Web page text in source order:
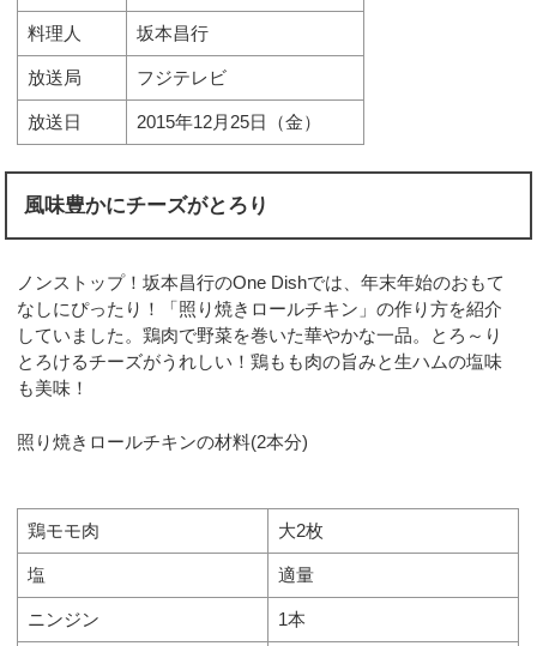
料理人 坂本昌行
放送局 フジテレビ
放送日 2015年12月25日（金）
風味豊かにチーズがとろり
ノンストップ！坂本昌行のOne Dishでは、年末年始のおもて
なしにぴったり！「照り焼きロールチキン」の作り方を紹介
していました。鶏肉で野菜を巻いた華やかな一品。とろ～り
とろけるチーズがうれしい！鶏もも肉の旨みと生ハムの塩味
も美味！
照り焼きロールチキンの材料(2本分)
鶏モモ肉 大2枚
塩 適量
ニンジン 1本